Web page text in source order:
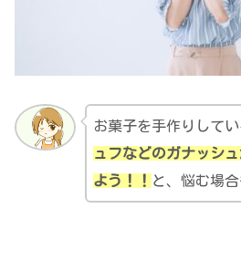
お菓子を手作りしてい
ュフなどのガナッシ
よう！！ と、悩む場合